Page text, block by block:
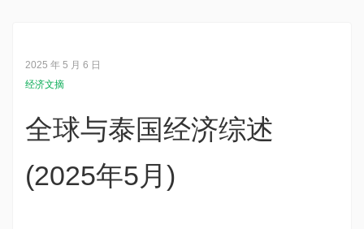
2025 年 5 月 6 日
经济文摘
全球与泰国经济综述
(2025年5月)